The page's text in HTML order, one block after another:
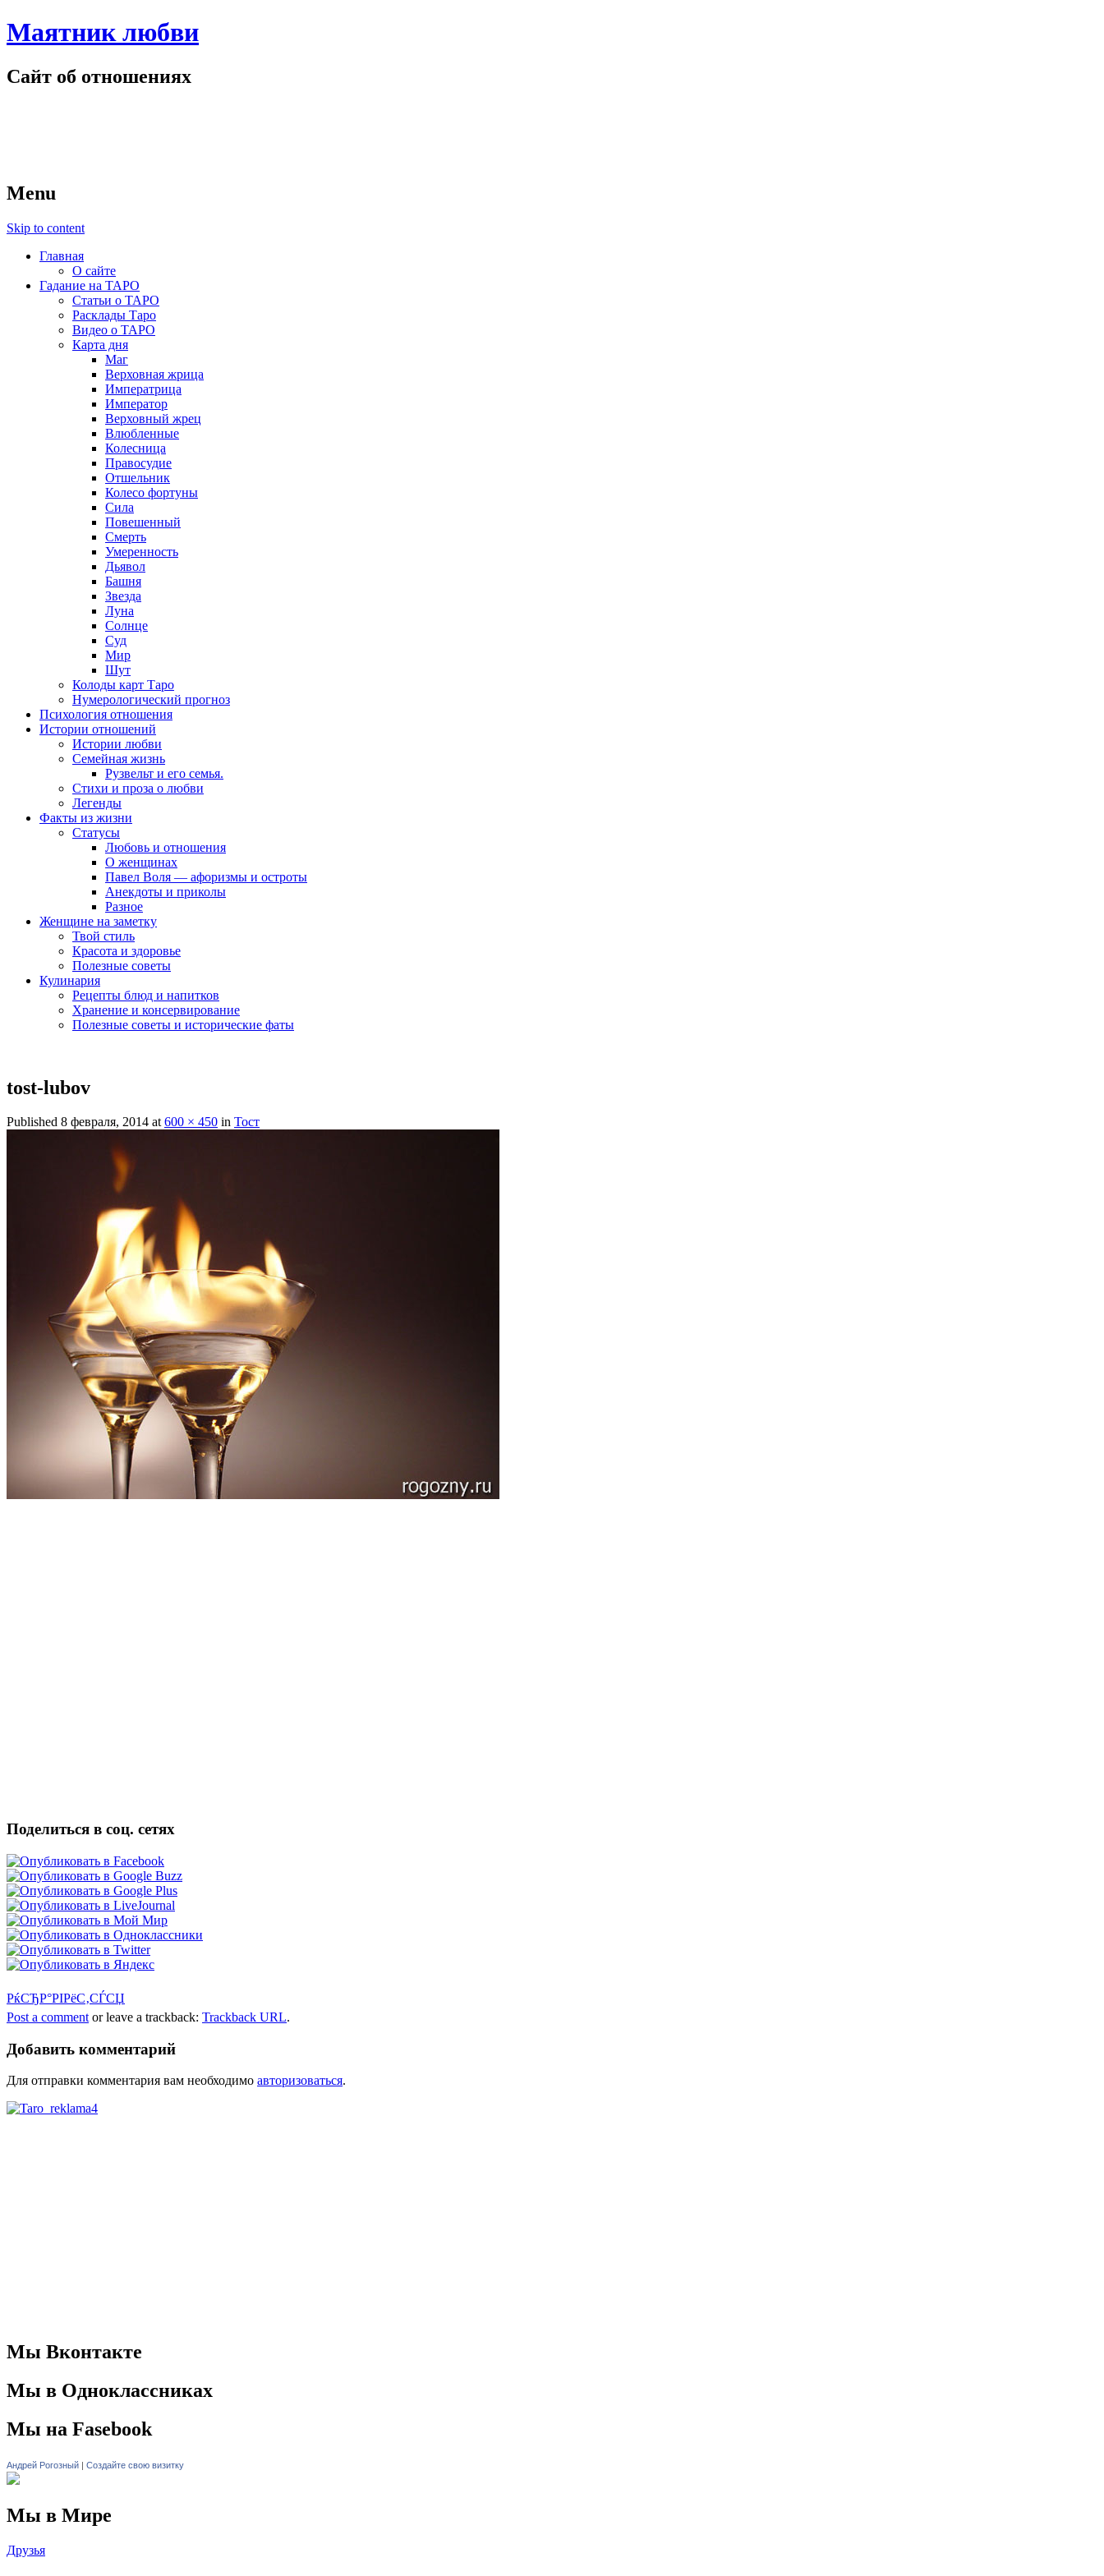
Маятник любви
Сайт об отношениях
Menu
Skip to content
Главная
О сайте
Гадание на ТАРО
Статьи о ТАРО
Расклады Таро
Видео о ТАРО
Карта дня
Маг
Верховная жрица
Императрица
Император
Верховный жрец
Влюбленные
Колесница
Правосудие
Отшельник
Колесо фортуны
Сила
Повешенный
Смерть
Умеренность
Дьявол
Башня
Звезда
Луна
Солнце
Суд
Мир
Шут
Колоды карт Таро
Нумерологический прогноз
Психология отношения
Истории отношений
Истории любви
Семейная жизнь
Рузвельт и его семья.
Стихи и проза о любви
Легенды
Факты из жизни
Статусы
Любовь и отношения
О женщинах
Павел Воля — афоризмы и остроты
Анекдоты и приколы
Разное
Женщине на заметку
Твой стиль
Красота и здоровье
Полезные советы
Кулинария
Рецепты блюд и напитков
Хранение и консервирование
Полезные советы и исторические фаты
tost-lubov
Published 8 февраля, 2014 at600 × 450 in Тост
Поделиться в соц. сетях
РќСЂР°РІРёС‚СЃСЏ
Post a comment or leave a trackback: Trackback URL.
Добавить комментарий
Для отправки комментария вам необходимо авторизоваться.
Мы Вконтакте
Мы в Одноклассниках
Мы на Fasebook
Андрей Рогозный | Создайте свою визитку
Мы в Мире
Друзья